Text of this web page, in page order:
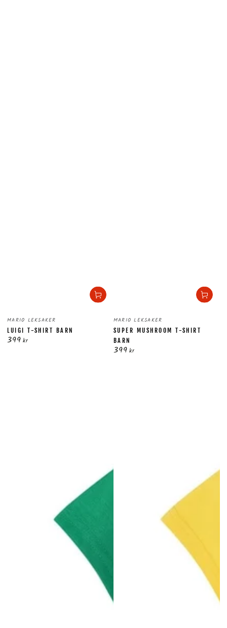
Säljare:
MARIO LEKSAKER
LUIGI T-SHIRT BARN
Ordinarie
399 kr
Säljare:
MARIO LEKSAKER
SUPER MUSHROOM T-SHIRT
BARN
Ordinarie
399 kr